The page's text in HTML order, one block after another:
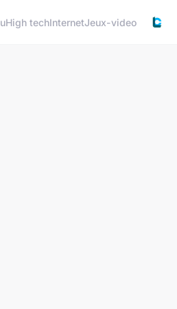
High techInternetJeux-video